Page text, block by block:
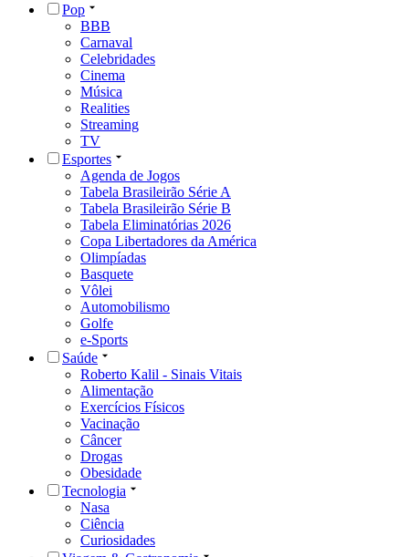
Pop
BBB
Carnaval
Celebridades
Cinema
Música
Realities
Streaming
TV
Esportes
Agenda de Jogos
Tabela Brasileirão Série A
Tabela Brasileirão Série B
Tabela Eliminatórias 2026
Copa Libertadores da América
Olimpíadas
Basquete
Vôlei
Automobilismo
Golfe
e-Sports
Saúde
Roberto Kalil - Sinais Vitais
Alimentação
Exercícios Físicos
Vacinação
Câncer
Drogas
Obesidade
Tecnologia
Nasa
Ciência
Curiosidades